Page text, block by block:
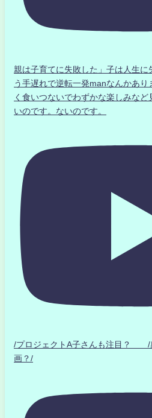
親は子育てに失敗した」子は人生に
う手遅れで逆転一発manなんかあり
く食いつないでわずかな楽しみな
いのです。ないのです。
/プロジェクトA子さんも注目？ /
画？/